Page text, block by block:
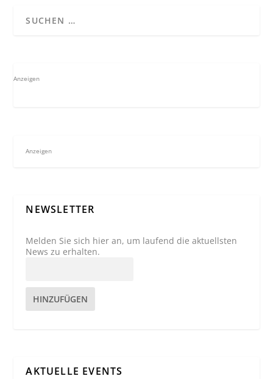
Anzeigen
Anzeigen
NEWSLETTER
Melden Sie sich hier an, um laufend die aktuellsten
News zu erhalten.
HINZUFÜGEN
AKTUELLE EVENTS